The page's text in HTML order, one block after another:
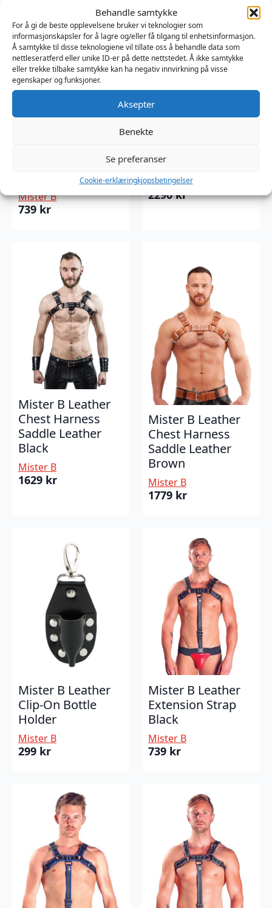
Behandle samtykke
For å gi de beste opplevelsene bruker vi teknologier som
informasjonskapsler for å lagre og/eller få tilgang til enhetsinformasjon.
Å samtykke til disse teknologiene vil tillate oss å behandle data som
nettleseratferd eller unike ID-er på dette nettstedet. Å ikke samtykke
eller trekke tilbake samtykke kan ha negativ innvirkning på visse
egenskaper og funksjoner.
Aksepter
Benekte
Se preferanser
Cookie-erklæringkjopsbetingelser
Extension Strap –
Mister B
739 kr
Mister B Leather
Grey
Mister B
2290kr
Mister B Leather
Chest Harness
Saddle Leather
Black
Mister B
1629 kr
Mister B Leather
Chest Harness
Saddle Leather
Brown
Mister B
1779 kr
Mister B Leather
Clip-On Bottle
Holder
Mister B
299 kr
Mister B Leather
Extension Strap
Black
Mister B
739 kr